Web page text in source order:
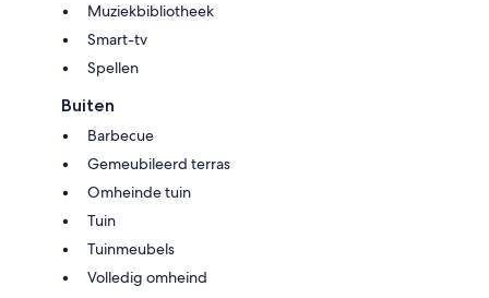
Muziekbibliotheek
Smart-tv
Spellen
Buiten
Barbecue
Gemeubileerd terras
Omheinde tuin
Tuin
Tuinmeubels
Volledig omheind